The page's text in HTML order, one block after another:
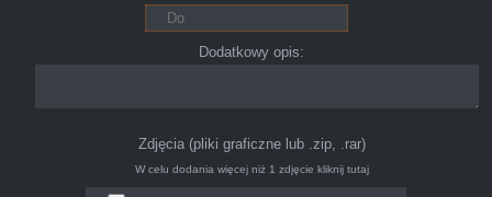
Polecam pewna i profesjonalna firma maja
konto na Facebooku .Dodatkowy opis:
Zdjęcia (pliki graficzne lub .zip, .rar)
W celu dodania więcej niż 1 zdjęcie kliknij tutaj